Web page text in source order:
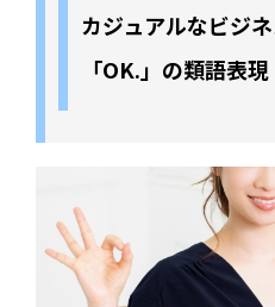
カジュアルなビジ
「OK.」の類語表現